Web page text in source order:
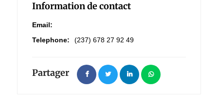
Information de contact
Email:
Telephone:
(237) 678 27 92 49
Partager